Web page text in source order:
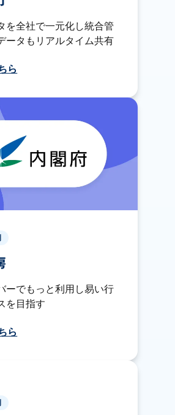
を全社で一元化し統合管
ータもリアルタイム共有
ら
ーでもっと利用し易い行
を目指す
ら